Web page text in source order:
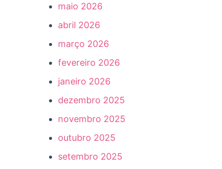
maio 2026
abril 2026
março 2026
fevereiro 2026
janeiro 2026
dezembro 2025
novembro 2025
outubro 2025
setembro 2025